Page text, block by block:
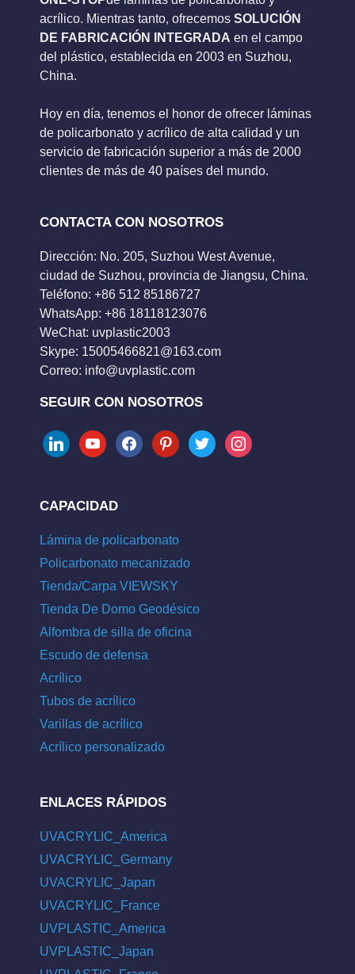
acrílico. Mientras tanto, ofrecemos SOLUCIÓN
DE FABRICACIÓN INTEGRADA en el campo
del plástico, establecida en 2003 en Suzhou,
China.
Hoy en día, tenemos el honor de ofrecer láminas
de policarbonato y acrílico de alta calidad y un
servicio de fabricación superior a más de 2000
clientes de más de 40 países del mundo.
CONTACTA CON NOSOTROS
Dirección: No. 205, Suzhou West Avenue,
ciudad de Suzhou, provincia de Jiangsu, China.
Teléfono: +86 512 85186727
WhatsApp: +86 18118123076
WeChat: uvplastic2003
Skype: 15005466821@163.com
Correo: info@uvplastic.com
SEGUIR CON NOSOTROS
linkedinyoutubefacebookpinteresttwitter instagram
CAPACIDAD
Lámina de policarbonato
Policarbonato mecanizado
Tienda/Carpa VIEWSKY
Tienda De Domo Geodésico
Alfombra de silla de oficina
Escudo de defensa
Acrílico
Tubos de acrílico
Varillas de acrílico
Acrílico personalizado
ENLACES RÁPIDOS
UVACRYLIC_America
UVACRYLIC_Germany
UVACRYLIC_Japan
UVACRYLIC_France
UVPLASTIC_America
UVPLASTIC_Japan